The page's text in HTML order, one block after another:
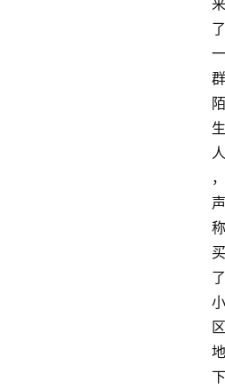
来
了
一
群
陌
生
人
，
声
称
买
了
小
区
地
下